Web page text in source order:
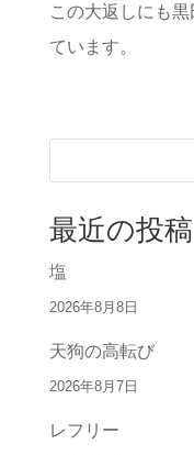
この大返しにも
ています。
最近の投稿
塩
2026年8月8日
天狗の高転び
2026年8月7日
レフリー